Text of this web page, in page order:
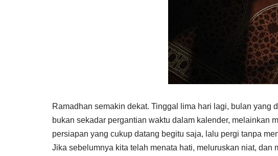
Ramadhan semakin dekat. Tinggal lima hari lagi, bulan yang
bukan sekadar pergantian waktu dalam kalender, melainkan
persiapan yang cukup datang begitu saja, lalu pergi tanpa
Jika sebelumnya kita telah menata hati, meluruskan niat,